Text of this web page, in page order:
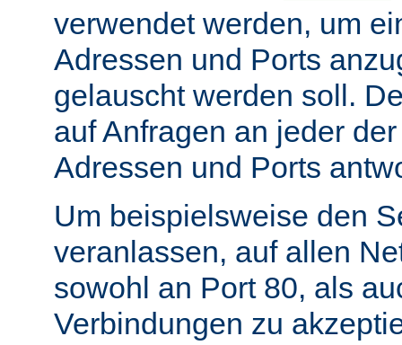
verwendet werden, um
Adressen und Ports
gelauscht werden soll.
auf Anfragen an jeder
Adressen und Ports
Um beispielsweise den
veranlassen, auf allen
sowohl an Port 80, als
Verbindungen zu